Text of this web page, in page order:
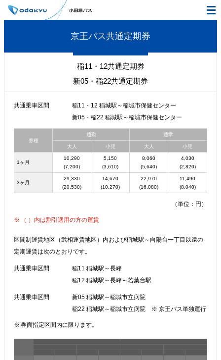
京王バス共通定期券
稲11・12共通定期券
新05・稲22共通定期券
共通乗車区間
稲11・12 稲城駅～稲城市保健センター
新05・稲22 稲城駅～稲城市保健センター
券種
通勤 通学
大人 小児 大人 小児
1ヶ月
10,290
(7,200)
5,150
(3,610)
8,060
(5,640)
4,030
(2,820)
3ヶ月
29,330
(20,530)
14,670
(10,270)
22,970
(16,080)
11,490
(8,040)
（単位：円）
（ ）内は割引適用の方の運賃
区間制運賃地区（武相運賃地区）内および稲城駅～向陽台一丁目以遠の
定期運賃は次のとおりです。
共通乗車区間
稲11 稲城駅～長峰
稲12 稲城駅～長峰～若葉台駅
共通乗車区間
新05 稲城駅～稲城市立病院
稲22 稲城駅～稲城市立病院 ※ 京王バス単独運行
券面指定区間内に限ります。